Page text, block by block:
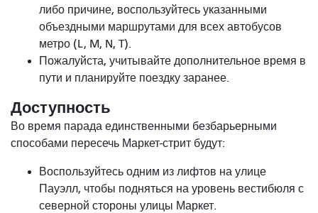
либо причине, воспользуйтесь указанными
объездными маршрутами для всех автобусов
метро (L, M, N, T).
Пожалуйста, учитывайте дополнительное время в
пути и планируйте поездку заранее.
Доступность
Во время парада единственными безбарьерными
способами пересечь Маркет-стрит будут:
Воспользуйтесь одним из лифтов на улице
Пауэлл, чтобы подняться на уровень вестибюля с
северной стороны улицы Маркет.